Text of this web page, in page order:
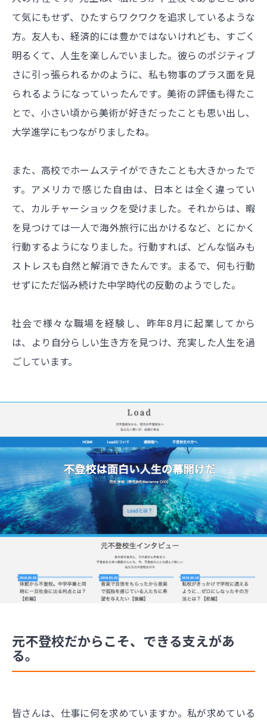
て気にもせず、ひたすらワクワクを追求しているような
方。友人も、経済的には豊かではないけれども、すごく
明るくて、人生を楽しんでいました。彼らのポジティブ
さに引っ張られるかのように、私も物事のプラス面を見
られるようになっていったんです。美術の評価も得たこ
とで、小さい頃から美術が好きだったことも思い出し、
大学進学にもつながりましたね。
また、高校でホームステイができたことも大きかったで
す。アメリカで感じた自由は、日本とは全く違ってい
て、カルチャーショックを受けました。それからは、暇
を見つけては一人で海外旅行に出かけるなど、とにかく
行動するようになりました。行動すれば、どんな悩みも
ストレスも自然と解消できたんです。まるで、何も行動
せずにただ悩み続けた中学時代の反動のようでした。
社会で様々な職場を経験し、昨年8月に起業してから
は、より自分らしい生き方を見つけ、充実した人生を過
ごしています。
元不登校だからこそ、できる支えがあ
る。
皆さんは、仕事に何を求めていますか。私が求めている